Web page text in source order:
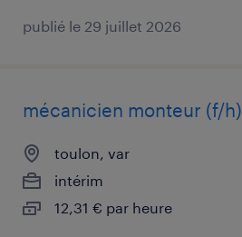
publié le 29 juillet 2026
mécanicien monteur (f/h)
toulon, var
intérim
12,31 € par heure